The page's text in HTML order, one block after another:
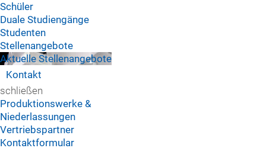
Schüler
Duale Studiengänge
Studenten
Stellenangebote
Aktuelle Stellenangebote
Kontakt
schließen
Produktionswerke &
Niederlassungen
Vertriebspartner
Kontaktformular